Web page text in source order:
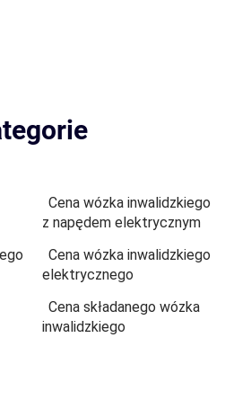
Cena wózka inwalidzkiego
z napędem elektrycznym
Cena wózka inwalidzkiego
elektrycznego
Cena składanego wózka
inwalidzkiego